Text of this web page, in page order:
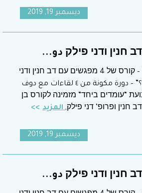
ديسمبر 19, 2019
חנין ודני פילק دو...
“מה לעשות עכשיו?” – קורס של 4 מפגשים עם דב חנין ודני
פילק “ما العمل الآن؟” – دورة مكونة من ٤ لقاءات مع دوف
“עומדים ביחד” מזמינה לקורס בן
المزيد
ديسمبر 19, 2019
חנין ודני פילק دو...